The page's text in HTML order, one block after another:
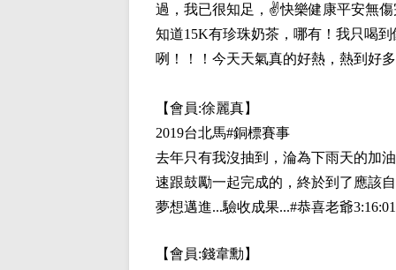
過，我已很知足，✌快樂健康平安無
知道15K有珍珠奶茶，哪有！我只喝
咧！！！今天天氣真的好熱，熱到好
【會員:徐麗真】
2019台北馬#銅標賽事
去年只有我沒抽到，淪為下雨天的加
速跟鼓勵一起完成的，終於到了應該
夢想邁進...驗收成果...#恭喜老爺
【會員:錢韋勳 】